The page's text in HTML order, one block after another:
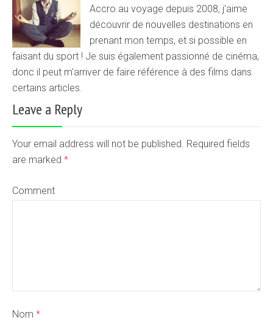
Accro au voyage depuis 2008, j'aime
découvrir de nouvelles destinations en
prenant mon temps, et si possible en
faisant du sport ! Je suis également passionné de cinéma,
donc il peut m'arriver de faire référence à des films dans
certains articles.
Leave a Reply
Your email address will not be published. Required fields
are marked *
Comment
Nom *